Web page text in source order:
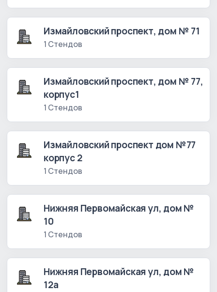
Измайловский проспект, дом № 71
1 Стендов
Измайловский проспект, дом № 77,
корпус1
1 Стендов
Измайловский проспект дом №77
корпус 2
1 Стендов
Нижняя Первомайская ул, дом №
10
1 Стендов
Нижняя Первомайская ул, дом №
12а